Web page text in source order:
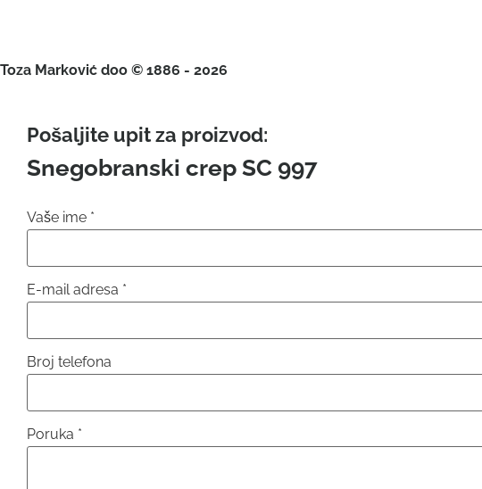
Toza Marković doo © 1886 - 2026
Pošaljite upit za proizvod:
Snegobranski crep SC 997
Vaše ime *
E-mail adresa *
Broj telefona
Poruka *